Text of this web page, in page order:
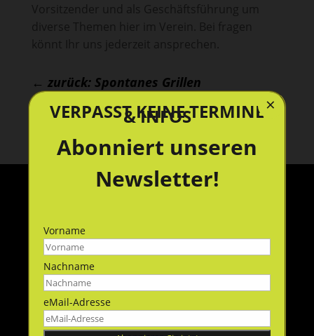
← zurück: Spontanes Grillen
weiter : Jugend-Wintertraining→
VERPASST KEINE TERMINE
& INFOS
Abonniert unseren
Newsletter!
Vorname
Nachname
eMail-Adresse
×